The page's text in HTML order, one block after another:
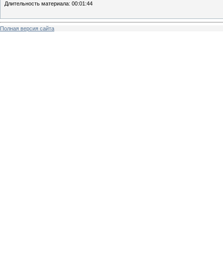
Длительность материала: 00:01:44
Полная версия сайта